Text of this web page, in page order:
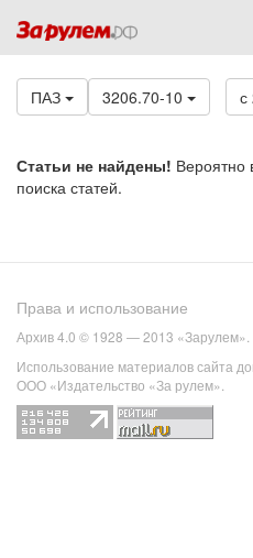
ПАЗ 3206.70-10 с
Статьи не найдены! Вероятно
поиска статей.
Права и использование
Архив 4.0 © 1928 — 2013
Использование материалов сайта
ООО «Издательство «За рулем».